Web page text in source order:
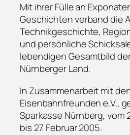
Mit ihrer Fülle an
Geschichten verband die
Technikgeschichte,
und persönliche
lebendigen Gesamtbild
Nürnberger Land.
In Zusammenarbeit mit
Eisenbahnfreunden e.V.,
Sparkasse Nürnberg, vom
bis 27. Februar 2005.